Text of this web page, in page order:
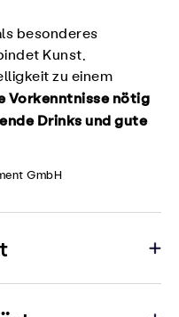
besonderes
Kunst,
zu einem
Vorkenntnisse nötig
Drinks und gute
GmbH